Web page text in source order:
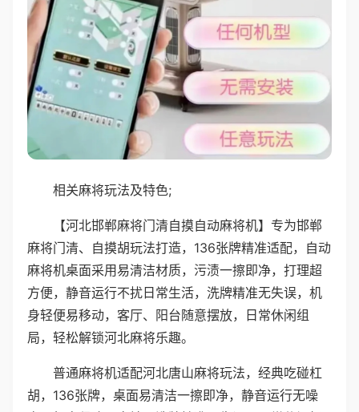
相关麻将玩法及特色;
【河北邯郸麻将门清自摸自动麻将机】专为邯郸
麻将门清、自摸胡玩法打造，136张牌精准适配，自动
麻将机桌面采用易清洁材质，污渍一擦即净，打理超
方便，静音运行不扰日常生活，洗牌精准无失误，机
身轻便易移动，客厅、阳台随意摆放，日常休闲组
局，轻松解锁河北麻将乐趣。
普通麻将机适配河北唐山麻将玩法，经典吃碰杠
胡，136张牌，桌面易清洁一擦即净，静音运行无噪